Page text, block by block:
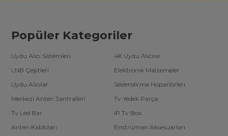
Popüler Kategoriler
Uydu Alıcı Sistemleri
4K Uydu Alıcılar
LNB Çeşitleri
Elektronik Malzemeler
Uydu Alıcılar
Seslendirme Hoparlörleri
Merkezi Anten Santralleri
Tv Yedek Parça
Tv Led Bar
IP Tv Box
Anten Kabloları
Enstrüman Aksesuarları